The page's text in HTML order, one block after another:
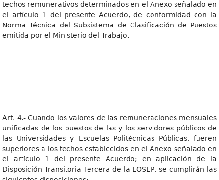
techos remunerativos determinados en el Anexo señalado en
el artículo 1 del presente Acuerdo, de conformidad con la
Norma Técnica del Subsistema de Clasificación de Puestos
emitida por el Ministerio del Trabajo.
Art. 4.- Cuando los valores de las remuneraciones mensuales
unificadas de los puestos de las y los servidores públicos de
las Universidades y Escuelas Politécnicas Públicas, fueren
superiores a los techos establecidos en el Anexo señalado en
el artículo 1 del presente Acuerdo; en aplicación de la
Disposición Transitoria Tercera de la LOSEP, se cumplirán las